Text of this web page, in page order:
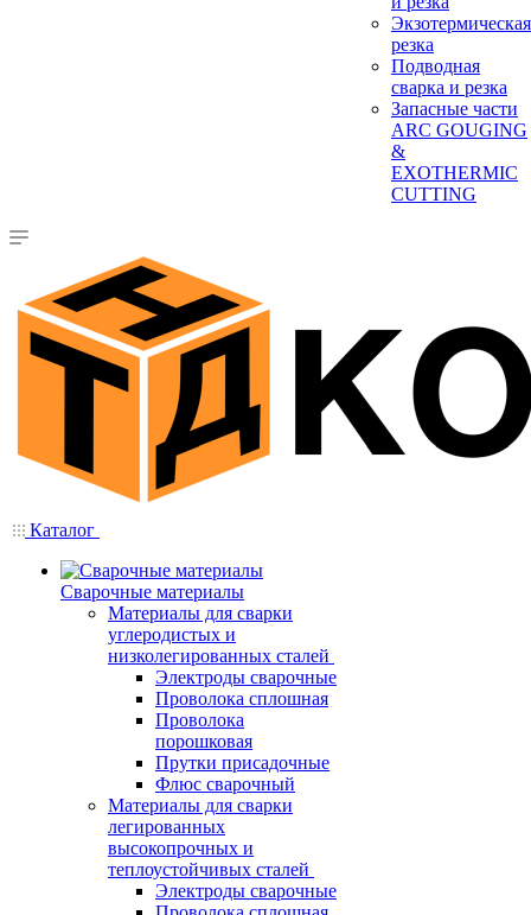
Экзотермическая
резка
Подводная
сварка и резка
Запасные части
ARC GOUGING
&
EXOTHERMIC
CUTTING
Каталог
Сварочные материалы
Материалы для сварки
углеродистых и
низколегированных сталей
Электроды сварочные
Проволока сплошная
Проволока
порошковая
Прутки присадочные
Флюс сварочный
Материалы для сварки
легированных
высокопрочных и
теплоустойчивых сталей
Электроды сварочные